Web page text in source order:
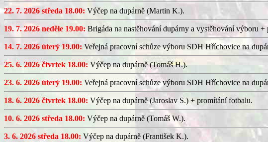
22. 7. 2026 středa 18.00: Výčep na dupárně (Martin K.).
19. 7. 2026 neděle 19.00: Brigáda na nastěhování dupárny a vystěhování výboru
14. 7. 2026 úterý 19.00: Veřejná pracovní schůze výboru SDH Hříchovice na
25. 6. 2026 čtvrtek 18.00: Výčep na dupárně (Tomáš H.).
23. 6. 2026 úterý 19.00: Veřejná pracovní schůze výboru SDH Hříchovice na
18. 6. 2026 čtvrtek 18.00: Výčep na dupárně (Jaroslav S.) + promítání fotbalu.
10. 6. 2026 středa 18.00: Výčep na dupárně (Tomáš W.).
3. 6. 2026 středa 18.00: Výčep na dupárně (František K.).